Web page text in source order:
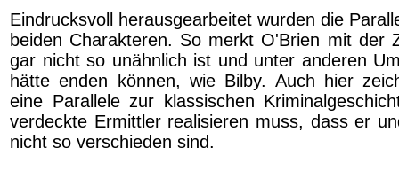
Eindrucksvoll herausgearbeitet wurden die
beiden Charakteren. So merkt O'Brien mit der
gar nicht so unähnlich ist und unter anderen
hätte enden können, wie Bilby. Auch hier
eine Parallele zur klassischen
verdeckte Ermittler realisieren muss, dass er
nicht so verschieden sind.